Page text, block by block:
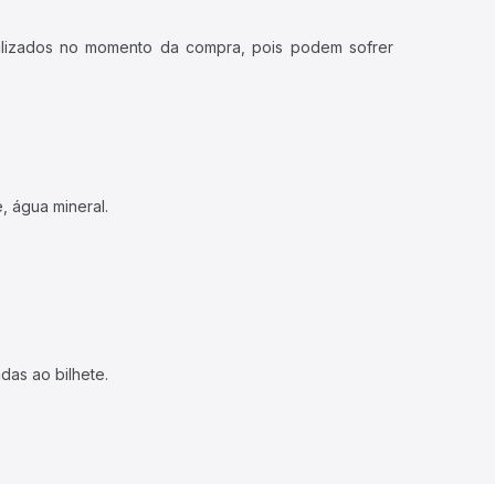
no momento da compra, pois podem sofrer
água mineral.
ao bilhete.